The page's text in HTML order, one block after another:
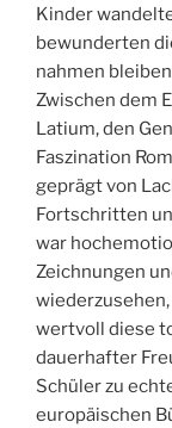
Kinder
bewunderten
nahmen
Zwischen dem
Latium, den
Faszination
geprägt von
Fortschritten
war
Zeichnungen
wiederzusehen,
wertvoll diese
dauerhafter
Schüler zu
europäischen